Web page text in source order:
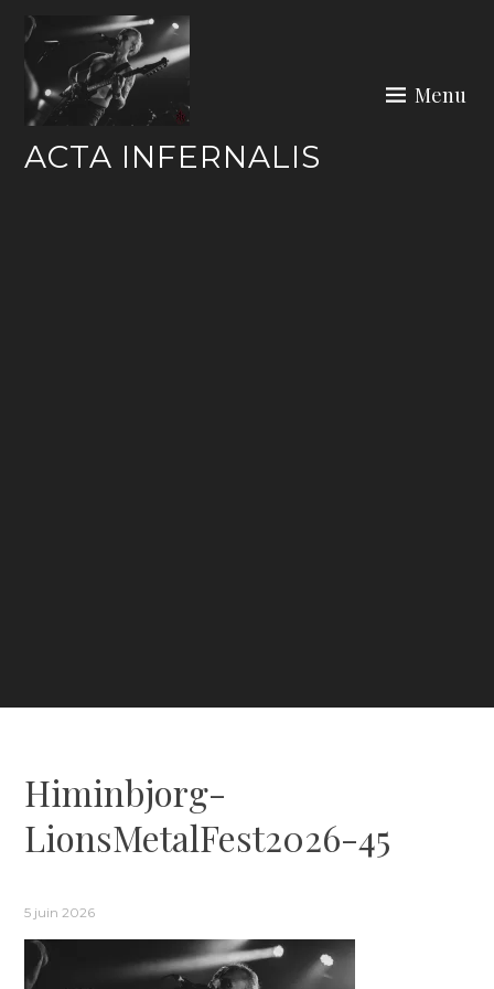
Skip
content
ACTA INFERNALIS
Menu
Himinbjorg-
LionsMetalFest2026-45
5 juin 2026